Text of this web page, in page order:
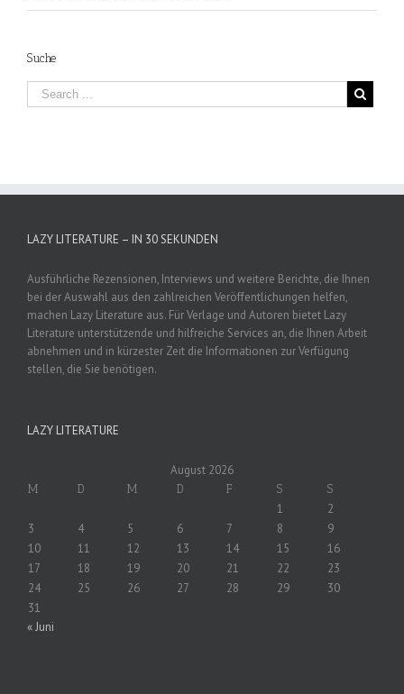
Suche
LAZY LITERATURE – IN 30 SEKUNDEN
Ausführliche Rezensionen, Interviews und weitere Berichte, die Ihnen
bei der Auswahl aus den zahlreichen Veröffentlichungen helfen,
machen Lazy Literature aus. Für Verlage und Autoren bietet Lazy
Literature unterstützende und hilfreiche Services an, die Ihnen Arbeit
abnehmen und in kürzester Zeit die Informationen zur Verfügung
stellen, die Sie benötigen.
LAZY LITERATURE
August 2026
M D M D F S S
1
2
3
4 5 6 7 8
9
10
11 12 13 14 15
16
17
18 19 20 21 22
23
24
25 26 27 28 29
30
31
« Juni